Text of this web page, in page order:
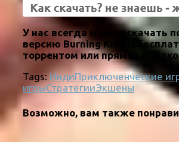
У нас всегда можно скачать
версию Burning Knight
торрентом или прямой
Tags: ИндиПриключенческие
игрыСтратегииЭкшены
Возможно, вам также